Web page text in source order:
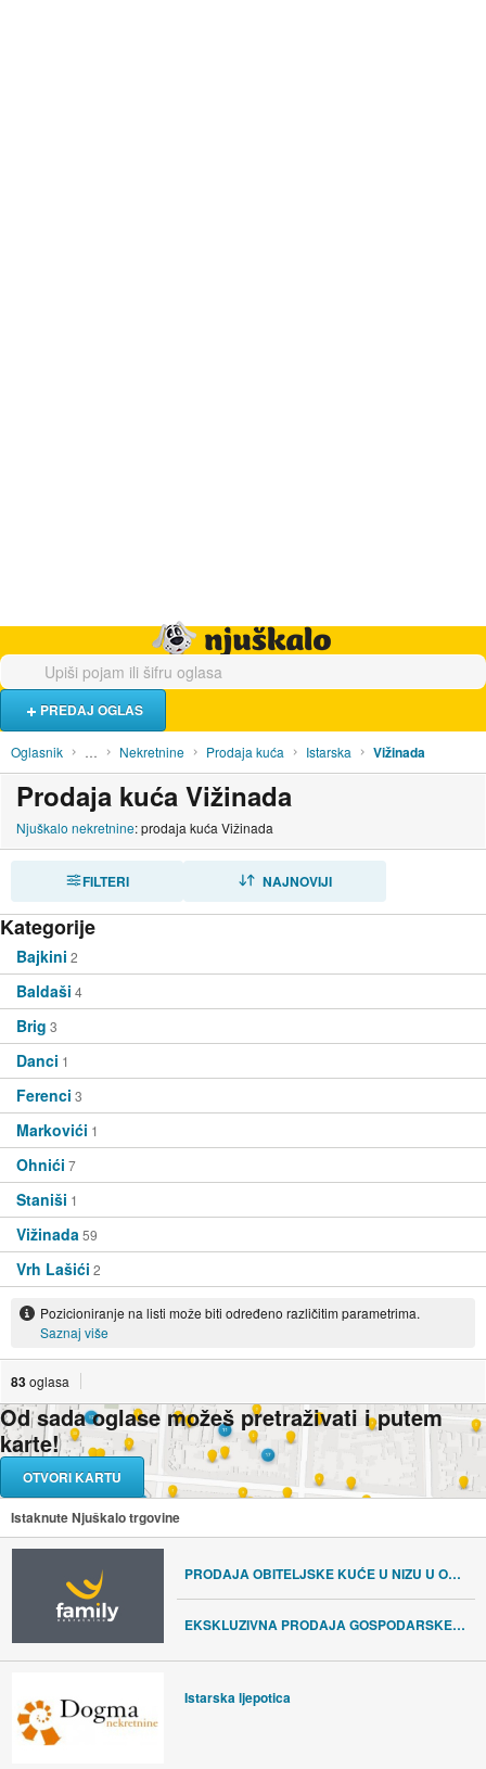
PREDAJ OGLAS
Oglasnik … Nekretnine Prodaja kuća Istarska Vižinada
Prodaja kuća Vižinada
Njuškalo nekretnine: prodaja kuća Vižinada
FILTERI NAJNOVIJI
Kategorije
Bajkini 2
Baldaši 4
Brig 3
Danci 1
Ferenci 3
Markovići 1
Ohnići 7
Staniši 1
Vižinada 59
Vrh Lašići 2
Pozicioniranje na listi može biti određeno različitim parametrima.
Saznaj više
83oglasa
Od sada oglase možeš pretraživati i putem
karte!
OTVORI KARTU
Istaknute Njuškalo trgovine
PRODAJA OBITELJSKE KUĆE U NIZU U OKOLICI VIŠNJANA
EKSKLUZIVNA PRODAJA GOSPODARSKE ZGRADE S POTENCIJALOM
Istarska ljepotica